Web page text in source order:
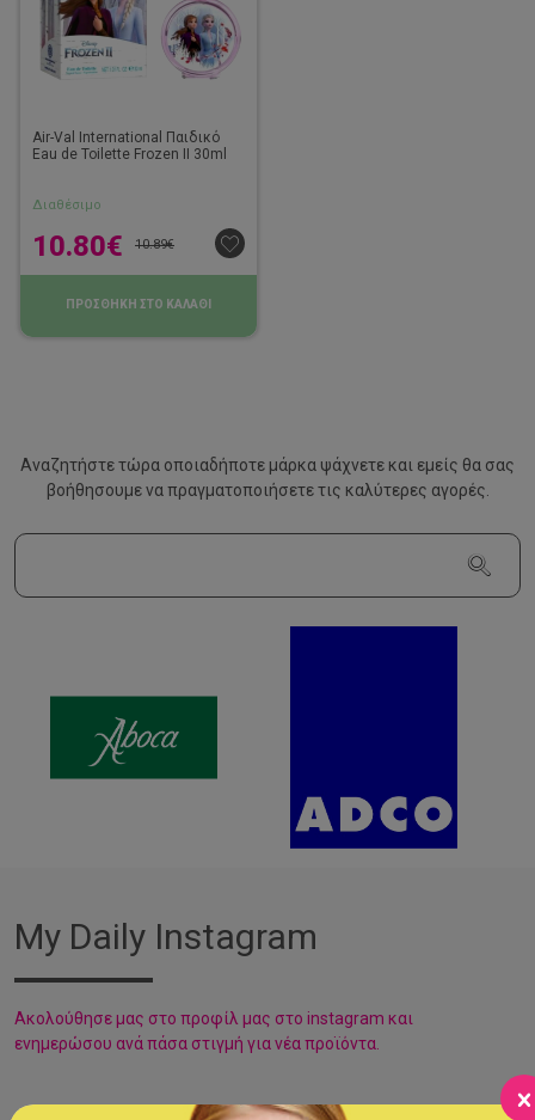
Air-Val International Παιδικό
Eau de Toilette Frozen II 30ml
Διαθέσιμο
10.89€
10.80€
ΠΡΟΣΘΗΚΗ ΣΤΟ ΚΑΛΑΘΙ
Αναζητήστε τώρα οποιαδήποτε μάρκα ψάχνετε και εμείς θα σας
βοήθησουμε να πραγματοποιήσετε τις καλύτερες αγορές.
My Daily Instagram
Aκολούθησε μας στο προφίλ μας στο instagram και
ενημερώσου ανά πάσα στιγμή για νέα προϊόντα.